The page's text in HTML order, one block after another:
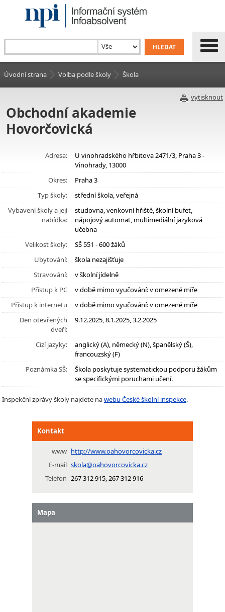
Úvodní strana Volba podle školy Škola
vytisknout
Obchodní akademie
Hovorčovická
Adresa:
U vinohradského hřbitova 2471/3, Praha 3 -
Vinohrady, 13000
Okres:
Praha 3
Typ školy:
střední škola, veřejná
Vybavení školy a její
nabídka:
studovna, venkovní hřiště, školní bufet,
nápojový automat, multimediální jazyková
učebna
Velikost školy:
SŠ 551 - 600 žáků
Ubytování:
škola nezajišťuje
Stravování:
v školní jídelně
Přístup k PC
v době mimo vyučování: v omezené míře
Přístup k internetu
v době mimo vyučování: v omezené míře
Den otevřených
dveří:
9.12.2025, 8.1.2025, 3.2.2025
Cizí jazyky:
anglický (A), německý (N), španělský (Š),
francouzský (F)
Poznámka SŠ:
Škola poskytuje systematickou podporu žákům
se specifickými poruchami učení.
Inspekční zprávy školy najdete nawebu České školní inspekce.
Kontakt
www http://www.oahovorcovicka.cz
E-mail skola@oahovorcovicka.cz
Telefon 267 312 915, 267 312 916
Mapa